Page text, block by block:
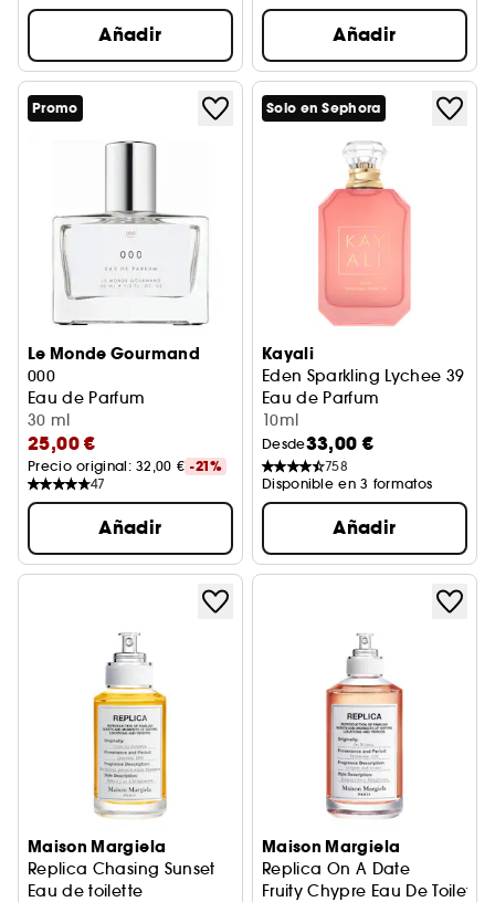
Añadir Añadir
Promo
Le Monde Gourmand
000
Eau de Parfum
30 ml
25,00 €
Precio original: 32,00 € -21%
47
Añadir
Solo en Sephora
Kayali
Eden Sparkling Lychee 39
Eau de Parfum
10ml
Desde33,00 €
758
Disponible en 3 formatos
Añadir
Maison Margiela
Replica Chasing Sunset
Eau de toilette
Maison Margiela
Replica On A Date
Fruity Chypre Eau De Toilette